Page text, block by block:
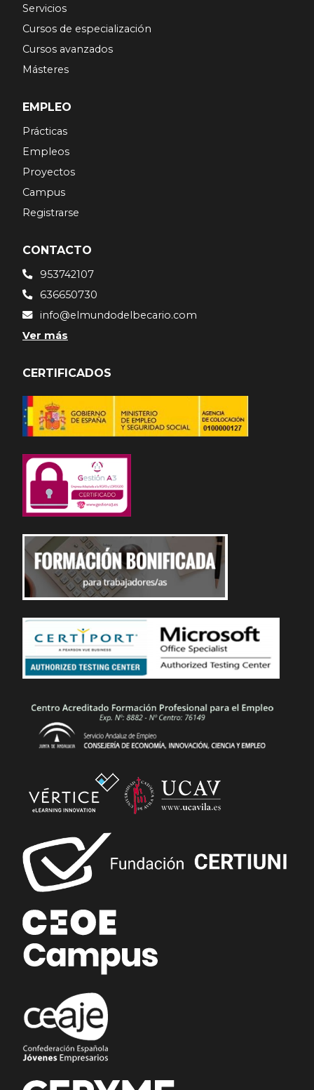
Servicios
Cursos de especialización
Cursos avanzados
Másteres
EMPLEO
Prácticas
Empleos
Proyectos
Campus
Registrarse
CONTACTO
953742107
636650730
info@elmundodelbecario.com
Ver más
CERTIFICADOS